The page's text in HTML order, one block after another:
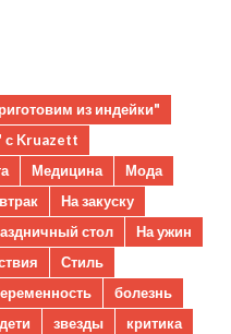
из индейки"
с Kruazett
Медицина
Мода
На закуску
стол
На ужин
Стиль
болезнь
дети звезды
критика